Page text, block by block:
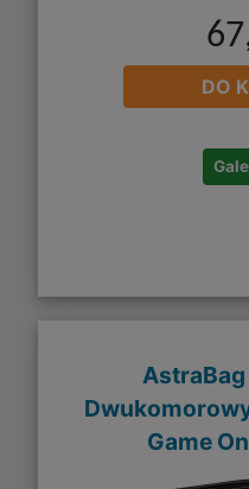
DO
AstraBag
Game